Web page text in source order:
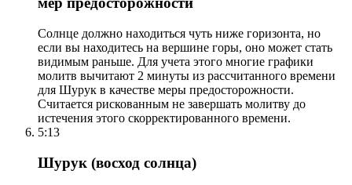
Солнце должно находиться чуть ниже горизонта, но
если вы находитесь на вершине горы, оно может стать
видимым раньше. Для учета этого многие графики
молитв вычитают 2 минуты из рассчитанного времени
для Шурук в качестве меры предосторожности.
Считается рискованным не завершать молитву до
истечения этого скорректированного времени.
5:13
Шурук (восход солнца)